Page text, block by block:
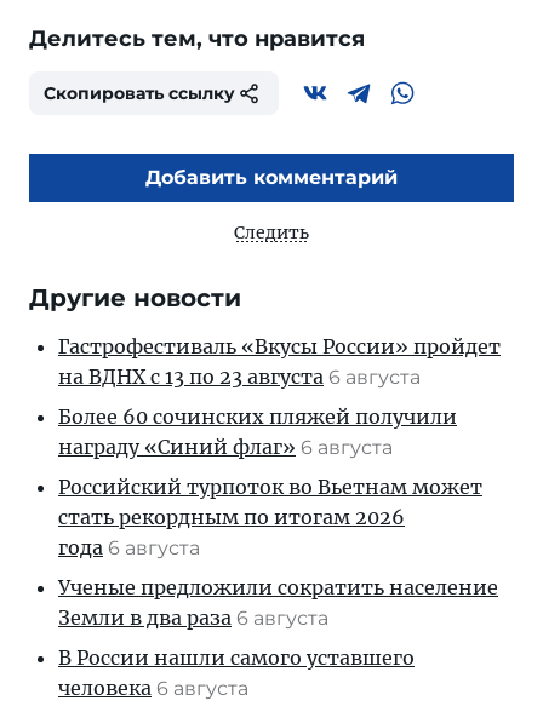
Делитесь тем, что нравится
Скопировать ссылку
Добавить комментарий
Следить
Другие новости
Гастрофестиваль «Вкусы России» пройдет
на ВДНХ с 13 по 23 августа 6 августа
Более 60 сочинских пляжей получили
награду «Синий флаг» 6 августа
Российский турпоток во Вьетнам может
стать рекордным по итогам 2026
года 6 августа
Ученые предложили сократить население
Земли в два раза 6 августа
В России нашли самого уставшего
человека 6 августа